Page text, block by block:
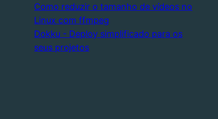
Como reduzir o tamanho de vídeos no
Linux com ffmpeg
Dokku - Deploy simplificado para os
seus projetos